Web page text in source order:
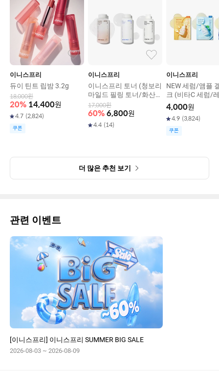
이니스프리
듀이 틴트 립밤 3.2g
18,000원
20% 14,400원
4.7 (2,824)
쿠폰
이니스프리
이니스프리 토너 (청보리
마일드 필링 토너/화산송
이 파하 모공 매끈결 토
너/비자 트러블 토너)
17,000원
60% 6,800원
4.4 (14)
이니스프리
NEW 세럼/앰플
크 (비타C 세럼/
시카 흔적 앰플/
DRN 앰플)
4,000원
4.9 (3,824)
쿠폰
더 많은 추천 보기
관련 이벤트
[이니스프리] 이니스프리 SUMMER BIG SALE
2026-08-03 ~ 2026-08-09